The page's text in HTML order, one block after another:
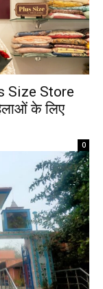
Size Store
के लिए
0